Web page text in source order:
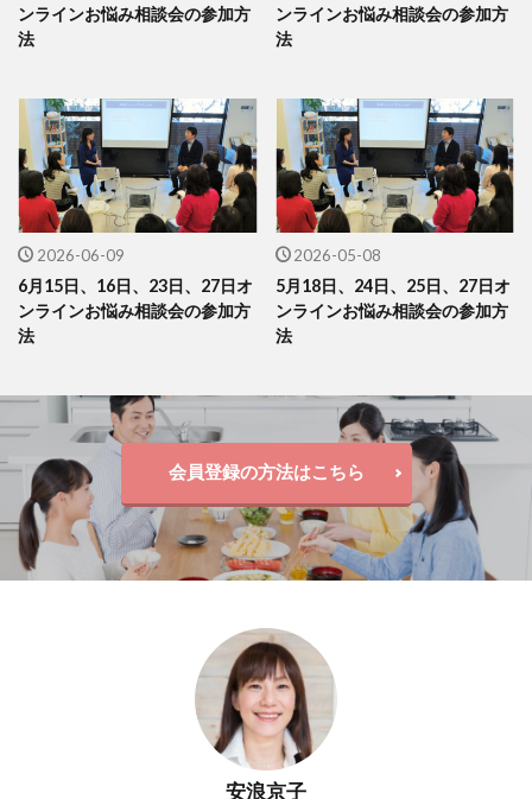
ンラインお悩み相談会の参加方
法
ンラインお悩み相談会の参加方
法
2026-06-09
6月15日、16日、23日、27日オ
ンラインお悩み相談会の参加方
法
2026-05-08
5月18日、24日、25日、27日オ
ンラインお悩み相談会の参加方
法
会員登録の方法はこちら
安浪京子